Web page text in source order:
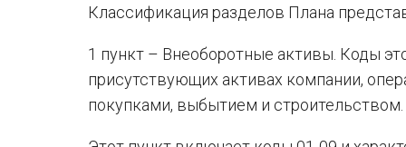
Классификация разделов Плана
1 пункт – Внеоборотные активы. Коды
присутствующих активах компании,
покупками, выбытием и строительством.